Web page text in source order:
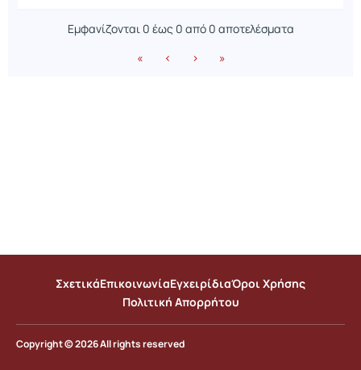
Εμφανίζονται 0 έως 0 από 0 αποτελέσματα
«
‹ › »
ΣχετικάΕπικοινωνίαΕγχειρίδιαΌροι Χρήσης
Πολιτική Απορρήτου
Copyright © 2026 All rights reserved